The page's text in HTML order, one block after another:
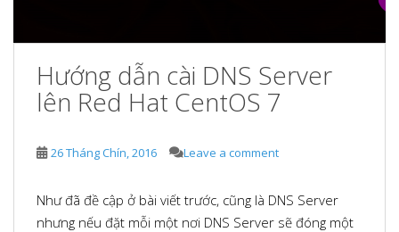
Hướng dẫn cài DNS Server
lên Red Hat CentOS 7
26 Tháng Chín, 2016 Leave a comment
Như đã đề cập ở bài viết trước, cũng là DNS Server
nhưng nếu đặt mỗi một nơi DNS Server sẽ đóng một